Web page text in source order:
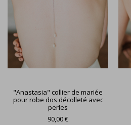
"Anastasia" collier de mariée
pour robe dos décolleté avec
perles
90,00 €